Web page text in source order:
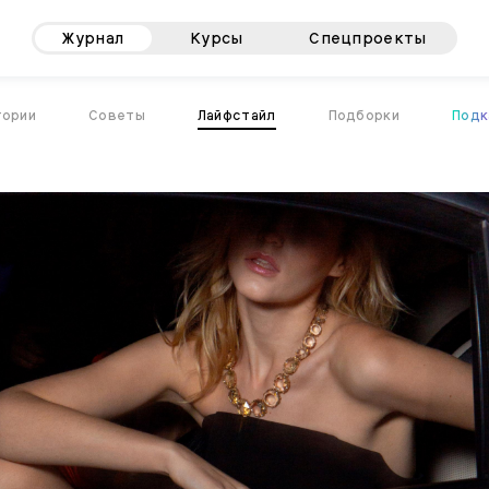
Журнал Курсы Спецпроекты
Советы Лайфстайл Подборки